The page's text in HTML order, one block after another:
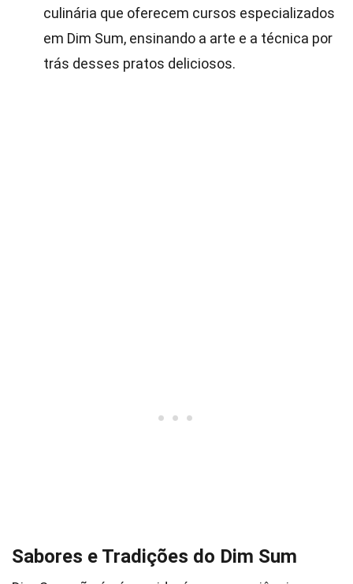
culinária que oferecem cursos especializados
em Dim Sum, ensinando a arte e a técnica por
trás desses pratos deliciosos.
Sabores e Tradições do Dim Sum